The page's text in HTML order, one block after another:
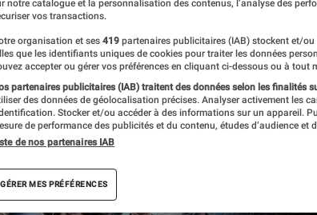
notre catalogue et la personnalisation des contenus, l’analyse des
vos transactions.
organisation et ses 419 partenaires publicitaires (IAB) stockent et/
que les identifiants uniques de cookies pour traiter les données
accepter ou gérer vos préférences en cliquant ci-dessous ou à tout
partenaires publicitaires (IAB) traitent des données selon les finalités
des données de géolocalisation précises. Analyser activement les
Stocker et/ou accéder à des informations sur un appareil.
de performance des publicités et du contenu, études d’audience et
de nos partenaires IAB
GÉRER MES PRÉFÉRENCES